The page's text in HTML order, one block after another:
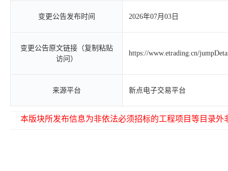
变更公告发布时间 2026年07月03日
变更公告原文链接（复制粘贴
访问）
https://www.etrading.cn/
来源平台 新点电子交易平台
本版块所发布信息为非依法必须招标的工程项目等目录